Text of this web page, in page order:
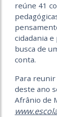
reúne 41
cidadania
busca de
conta.
Para
deste ano
Afrânio de